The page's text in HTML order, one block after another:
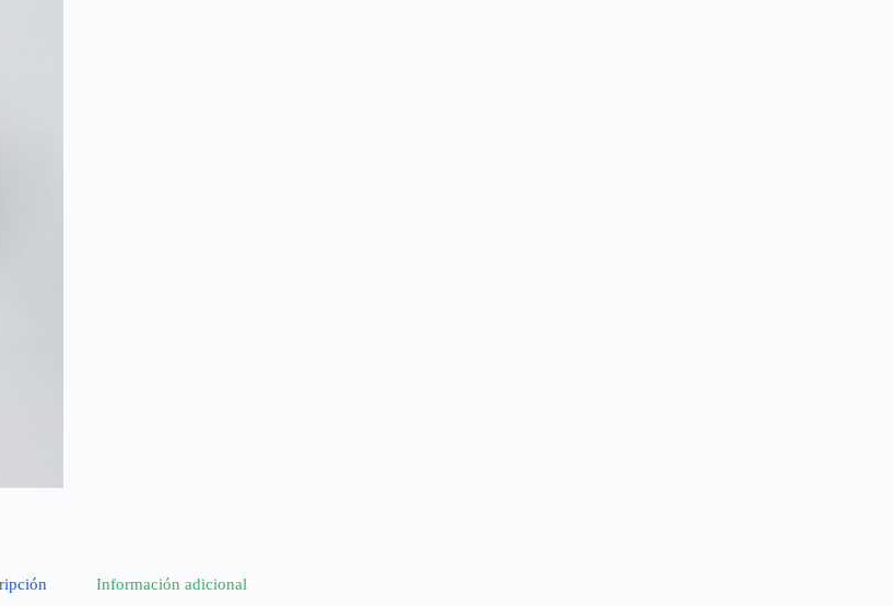
Información adicional